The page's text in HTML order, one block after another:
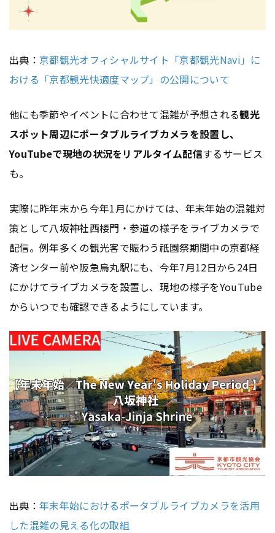
出典： 京都観光オフィシャルサイト「京都観光Navi」に
おける「京都観光快適度マップ」の公開について
他にも季節やイベントに合わせて混雑が予想される観光
スポット周辺にポータブルライブカメラを設置し、
YouTubeで現地の状況をリアルタイム配信するサービス
も。
実際に昨年末から今年1月にかけては、年末年始の混雑対
策として八坂神社西楼門・参道の様子をライブカメラで
配信。例年多くの観光客で賑わう祇園祭期間中の京都経
済センター前や阪急烏丸駅にも、今年7月12日から24日
にかけてライブカメラを設置し、現地の様子をYouTube
からいつでも確認できるようにしています。
出典： 年末年始におけるポータブルライブカメラを活用
した混雑の見える化の取組